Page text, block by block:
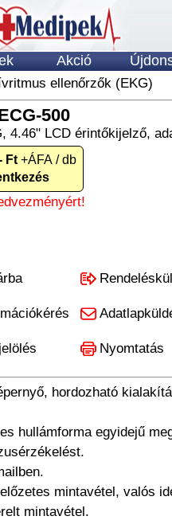
Akció
ellenőrzők (EKG)
500
4.46" LCD érintőkijelző,
Ft +ÁFA / db
Nyomtatás
hordozható
hullámforma egyidejű
mintavétel, valós
mintavétel.